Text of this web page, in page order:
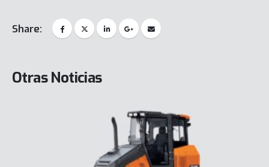
Share:
Otras Noticias